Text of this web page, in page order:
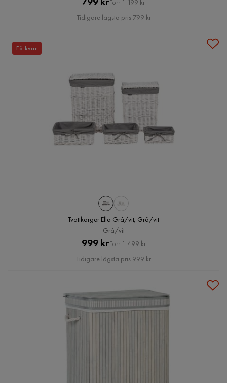
Pris
Förr 1 199 kr
Tidigare lägsta pris 799 kr
Tvättkorgar Ella Grå/vit, Grå/vit
Grå/vit
Pris
999 kr Original
Pris
Förr 1 499 kr
Tidigare lägsta pris 999 kr
Få kvar